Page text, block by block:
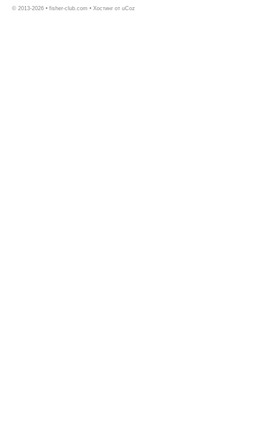
© 2013-2026 • fisher-club.com • Хостинг от uCoz